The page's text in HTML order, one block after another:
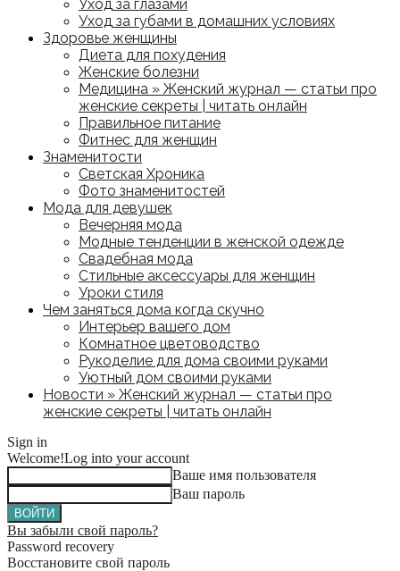
Уход за глазами
Уход за губами в домашних условиях
Здоровье женщины
Диета для похудения
Женские болезни
Медицина » Женский журнал — статьи про
женские секреты | читать онлайн
Правильное питание
Фитнес для женщин
Знаменитости
Светская Хроника
Фото знаменитостей
Мода для девушек
Вечерняя мода
Модные тенденции в женской одежде
Свадебная мода
Стильные аксессуары для женщин
Уроки стиля
Чем заняться дома когда скучно
Интерьер вашего дом
Комнатное цветоводство
Рукоделие для дома своими руками
Уютный дом своими руками
Новости » Женский журнал — статьи про
женские секреты | читать онлайн
Sign in
Welcome!Log into your account
Ваше имя пользователя
Ваш пароль
Вы забыли свой пароль?
Password recovery
Восстановите свой пароль